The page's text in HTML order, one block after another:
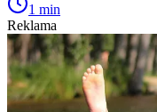
1 min
Reklama